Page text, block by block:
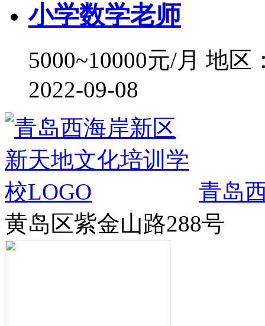
小学数学老师
5000~10000元/月 地区
2022-09-08
青岛
黄岛区紫金山路288号